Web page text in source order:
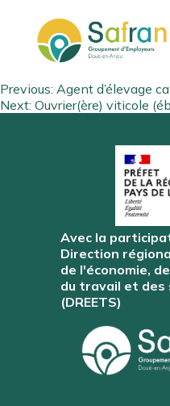
Navigation
de
Previous: Agent d’élevage
Next: Ouvrier(ère) viticole
Avec la
Direction
de l'économie,
du travail et des
(DREETS)